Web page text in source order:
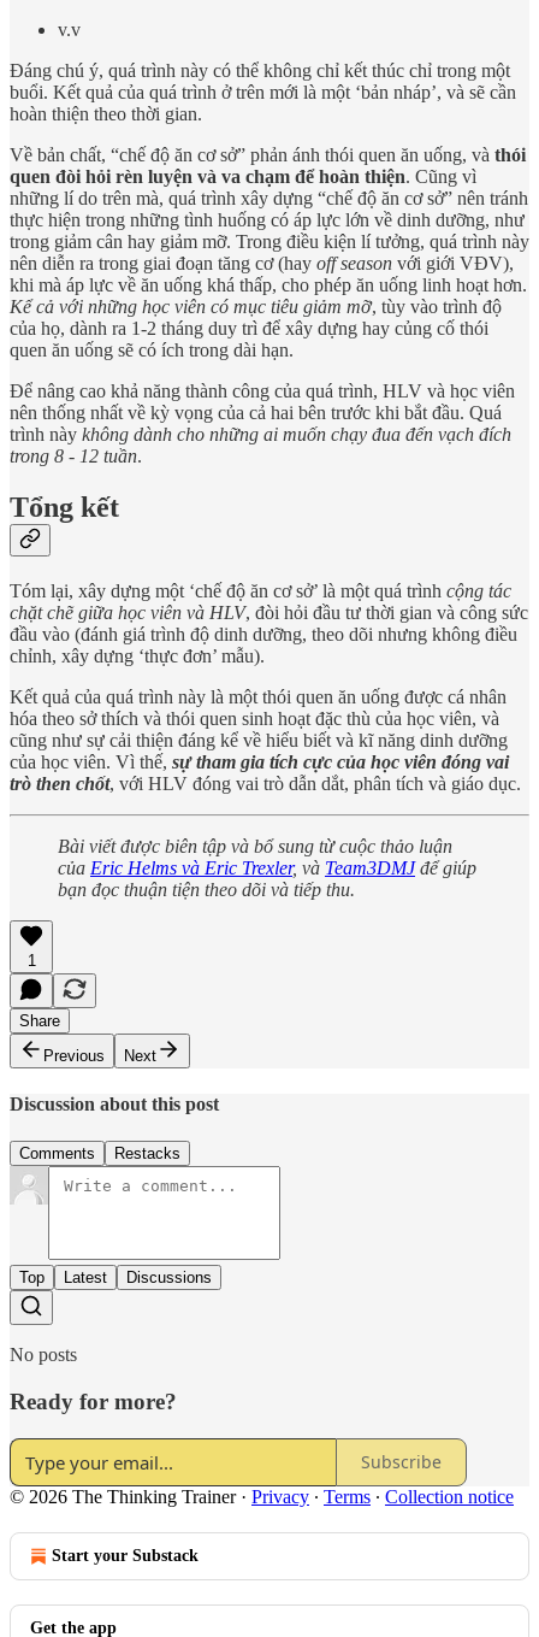
v.v
Đáng chú ý, quá trình này có thể không chỉ kết thúc chỉ trong một
buổi. Kết quả của quá trình ở trên mới là một ‘bản nháp’, và sẽ cần
hoàn thiện theo thời gian.
Về bản chất, “chế độ ăn cơ sở” phản ánh thói quen ăn uống, và thói
quen đòi hỏi rèn luyện và va chạm để hoàn thiện. Cũng vì
những lí do trên mà, quá trình xây dựng “chế độ ăn cơ sở” nên tránh
thực hiện trong những tình huống có áp lực lớn về dinh dưỡng, như
trong giảm cân hay giảm mỡ. Trong điều kiện lí tưởng, quá trình này
nên diễn ra trong giai đoạn tăng cơ (hay off season với giới VĐV),
khi mà áp lực về ăn uống khá thấp, cho phép ăn uống linh hoạt hơn.
Kể cả với những học viên có mục tiêu giảm mỡ, tùy vào trình độ
của họ, dành ra 1-2 tháng duy trì để xây dựng hay củng cố thói
quen ăn uống sẽ có ích trong dài hạn.
Để nâng cao khả năng thành công của quá trình, HLV và học viên
nên thống nhất về kỳ vọng của cả hai bên trước khi bắt đầu. Quá
trình này không dành cho những ai muốn chạy đua đến vạch đích
trong 8 - 12 tuần.
Tổng kết
Tóm lại, xây dựng một ‘chế độ ăn cơ sở’ là một quá trình cộng tác
chặt chẽ giữa học viên và HLV, đòi hỏi đầu tư thời gian và công sức
đầu vào (đánh giá trình độ dinh dưỡng, theo dõi nhưng không điều
chỉnh, xây dựng ‘thực đơn’ mẫu).
Kết quả của quá trình này là một thói quen ăn uống được cá nhân
hóa theo sở thích và thói quen sinh hoạt đặc thù của học viên, và
cũng như sự cải thiện đáng kể về hiểu biết và kĩ năng dinh dưỡng
của học viên. Vì thế, sự tham gia tích cực của học viên đóng vai
trò then chốt, với HLV đóng vai trò dẫn dắt, phân tích và giáo dục.
Bài viết được biên tập và bổ sung từ cuộc thảo luận
của Eric Helms và Eric Trexler, và Team3DMJđể giúp
bạn đọc thuận tiện theo dõi và tiếp thu.
1
Share
Previous
Next
Discussion about this post
Comments Restacks
Top Latest Discussions
No posts
Ready for more?
Subscribe
© 2026 The Thinking Trainer· Privacy ∙ Terms ∙ Collection notice
Start your Substack
Get the app